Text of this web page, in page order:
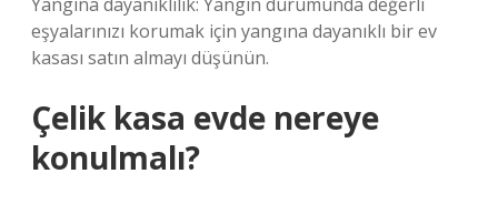
eşyalarınızı korumak için yangına dayanıklı bir ev
kasası satın almayı düşünün.
Çelik kasa evde nereye
konulmalı?